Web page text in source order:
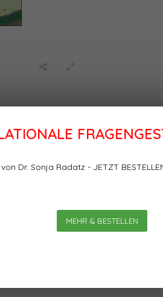
Dr. Sonja Radatz - JETZT
MEHR & BESTELLEN
als wenn es bloß
und Inhaberin
Herausforderung,
0